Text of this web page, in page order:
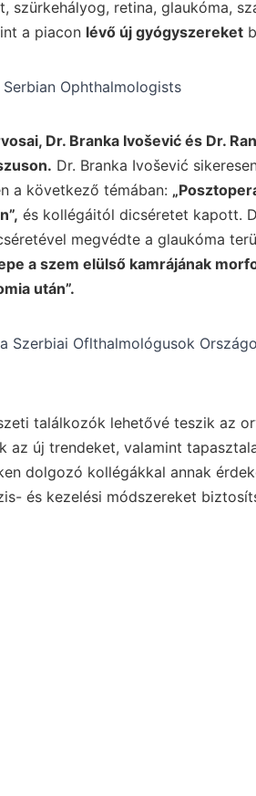
szürkehályog, retina, glaukóma,
a piacon lévő új gyógyszereket
Dr. Branka Ivošević és Dr.
Dr. Branka Ivošević
a következő témában:
és kollégáitól dicséretet kapott.
megvédte a glaukóma
a szem elülső kamrájának
után”.
találkozók lehetővé teszik az
az új trendeket, valamint
dolgozó kollégákkal annak
és kezelési módszereket